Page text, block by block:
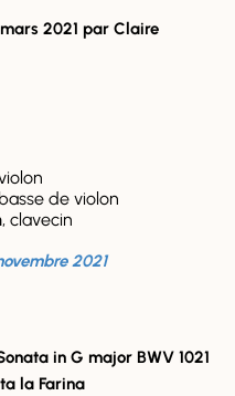
2021 par Claire
de violon
, clavecin
2021
in G major BWV 1021
la Farina